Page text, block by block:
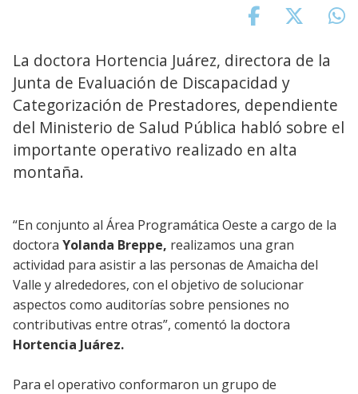
La doctora Hortencia Juárez, directora de la
Junta de Evaluación de Discapacidad y
Categorización de Prestadores, dependiente
del Ministerio de Salud Pública habló sobre el
importante operativo realizado en alta
montaña.
“En conjunto al Área Programática Oeste a cargo de la
doctora Yolanda Breppe, realizamos una gran
actividad para asistir a las personas de Amaicha del
Valle y alrededores, con el objetivo de solucionar
aspectos como auditorías sobre pensiones no
contributivas entre otras”, comentó la doctora
Hortencia Juárez.
Para el operativo conformaron un grupo de